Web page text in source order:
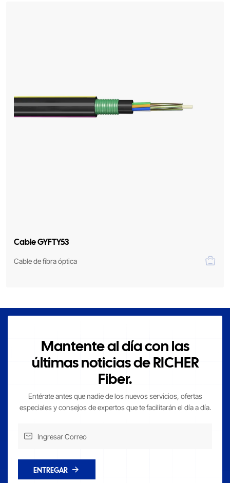
Cable GYFTY53
Cable de fibra óptica
Mantente al día con las
últimas noticias de RICHER
Fiber.
Entérate antes que nadie de los nuevos servicios, ofertas
especiales y consejos de expertos que te facilitarán el día a día.
ENTREGAR